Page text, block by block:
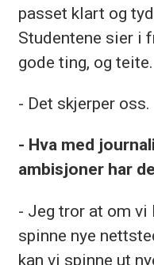
passet klart og
Studentene sier i
gode ting, og teite.
- Det skjerper oss.
- Hva med
ambisjoner har
- Jeg tror at om vi
spinne nye
kan vi spinne ut